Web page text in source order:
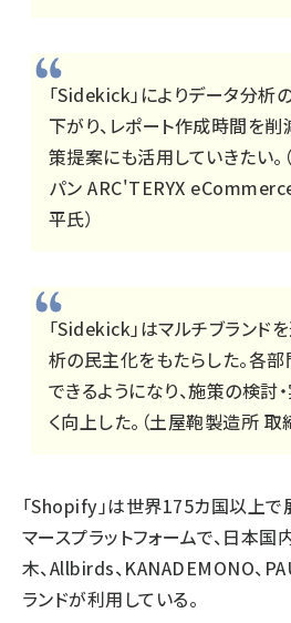
「Sidekick」によりデータ分析
下がり、レポート作成時間を
策提案にも活用していきたい。
パン ARC'TERYX
平氏）
「Sidekick」はマルチブランド
析の民主化をもたらした。各
できるようになり、施策の検討
く向上した。（土屋鞄製造所
「Shopify」は世界175カ国以上で
マースプラットフォームで、日本
木、Allbirds、KANADEMONO、
ランドが利用している。